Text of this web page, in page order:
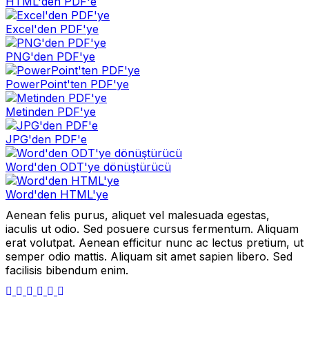
Excel'den PDF'ye
PNG'den PDF'ye
PowerPoint'ten PDF'ye
Metinden PDF'ye
JPG'den PDF'e
Word'den ODT'ye dönüştürücü
Word'den HTML'ye
Aenean felis purus, aliquet vel malesuada egestas,
iaculis ut odio. Sed posuere cursus fermentum. Aliquam
erat volutpat. Aenean efficitur nunc ac lectus pretium, ut
semper odio mattis. Aliquam sit amet sapien libero. Sed
facilisis bibendum enim.